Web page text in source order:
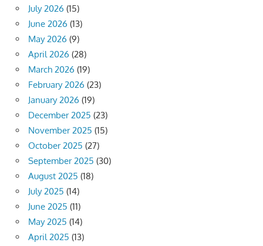
July 2026 (15)
June 2026 (13)
May 2026 (9)
April 2026 (28)
March 2026 (19)
February 2026 (23)
January 2026 (19)
December 2025 (23)
November 2025 (15)
October 2025 (27)
September 2025 (30)
August 2025 (18)
July 2025 (14)
June 2025 (11)
May 2025 (14)
April 2025 (13)